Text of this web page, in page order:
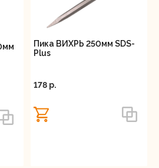
Пика ВИХРЬ 250мм SDS-
Plus
178 p.